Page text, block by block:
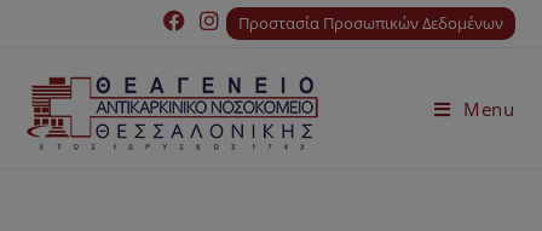
Προστασία Προσωπικών Δεδομένων
Menu